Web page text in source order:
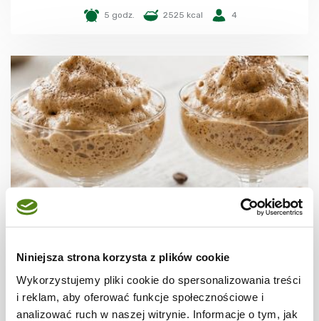
Niniejsza strona korzysta z plików cookie
Wykorzystujemy pliki cookie do spersonalizowania treści
i reklam, aby oferować funkcje społecznościowe i
analizować ruch w naszej witrynie. Informacje o tym, jak
5 godz. 2525 kcal 4
Desery kawowe ekspresowe